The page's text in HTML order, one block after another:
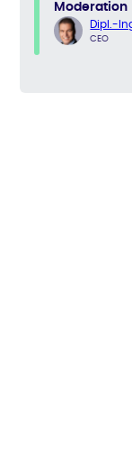
Moderation
Dipl.-
CEO